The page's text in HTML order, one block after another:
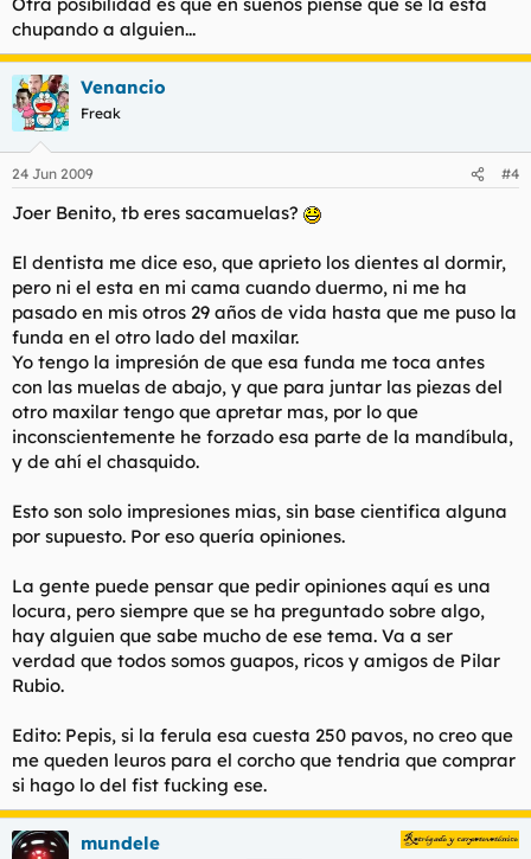
chupando a alguien...
Venancio
Freak
24 Jun 2009 #4
Joer Benito, tb eres sacamuelas?
El dentista me dice eso, que aprieto los dientes al dormir,
pero ni el esta en mi cama cuando duermo, ni me ha
pasado en mis otros 29 años de vida hasta que me puso la
funda en el otro lado del maxilar.
Yo tengo la impresión de que esa funda me toca antes
con las muelas de abajo, y que para juntar las piezas del
otro maxilar tengo que apretar mas, por lo que
inconscientemente he forzado esa parte de la mandíbula,
y de ahí el chasquido.
Esto son solo impresiones mias, sin base cientifica alguna
por supuesto. Por eso quería opiniones.
La gente puede pensar que pedir opiniones aquí es una
locura, pero siempre que se ha preguntado sobre algo,
hay alguien que sabe mucho de ese tema. Va a ser
verdad que todos somos guapos, ricos y amigos de Pilar
Rubio.
Edito: Pepis, si la ferula esa cuesta 250 pavos, no creo que
me queden leuros para el corcho que tendria que comprar
si hago lo del fist fucking ese.
mundele